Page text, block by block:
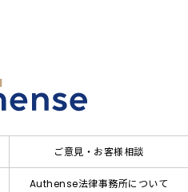
ご意見・お客様相談
Authense法律事務所について